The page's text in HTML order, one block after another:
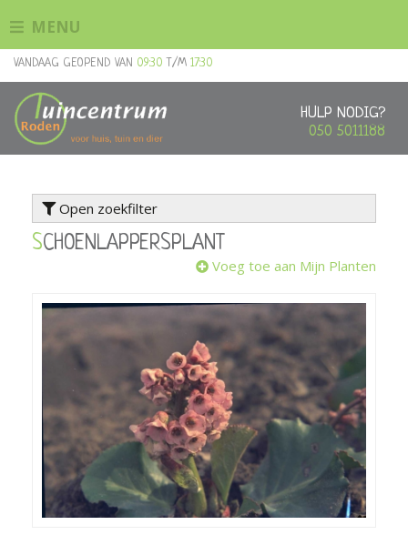
n
HULP NODIG?
050 5011188
VANDAAG GEOPEND VAN 09:30 T/M 17:30
MENU
Open zoekfilter
SCHOENLAPPERSPLANT
Voeg toe aan Mijn Planten